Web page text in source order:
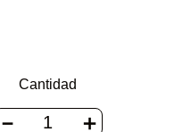
Cantidad
＋
－